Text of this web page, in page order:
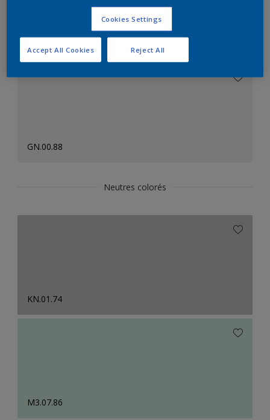
Le Blanc Parfait
GN.00.88
Neutres colorés
KN.01.74
M3.07.86
Cookies Settings
Reject All
Accept All Cookies